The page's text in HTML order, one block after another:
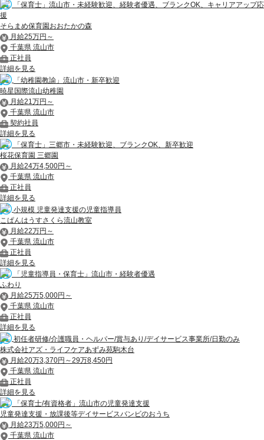
「保育士」流山市・未経験歓迎、経験者優遇、ブランクOK、キャリアアップ応
援
そらまめ保育園おおたかの森
月給25万円～
千葉県 流山市
正社員
詳細を見る
「幼稚園教諭」流山市・新卒歓迎
暁星国際流山幼稚園
月給21万円～
千葉県 流山市
契約社員
詳細を見る
「保育士」三郷市・未経験歓迎、ブランクOK、新卒歓迎
桜花保育園 三郷園
月給24万4,500円～
千葉県 流山市
正社員
詳細を見る
小規模 児童発達支援の児童指導員
こぱんはうすさくら流山教室
月給22万円～
千葉県 流山市
正社員
詳細を見る
「児童指導員・保育士」流山市・経験者優遇
ふわり
月給25万5,000円～
千葉県 流山市
正社員
詳細を見る
初任者研修/介護職員・ヘルパー/賞与あり/デイサービス事業所/日勤のみ
株式会社アズ・ライフケアあずみ苑駒木台
月給20万3,370円～29万8,450円
千葉県 流山市
正社員
詳細を見る
「保育士/有資格者」流山市の児童発達支援
児童発達支援・放課後等デイサービスバンビのおうち
月給23万5,000円～
千葉県 流山市